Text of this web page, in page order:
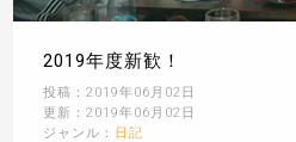
2019年度新歓！
投稿：2019年06月02日
更新：2019年06月02日
ジャンル： 日記